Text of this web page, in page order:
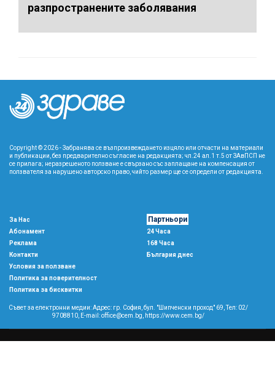
разпространените заболявания
Copyright © 2026 - Забранява се възпроизвеждането изцяло или отчасти на материали
и публикации, без предварително съгласие на редакцията; чл.24 ал.1 т.5 от ЗАвПСП не
се прилага; неразрешеното ползване е свързано със заплащане на компенсация от
ползвателя за нарушено авторско право, чийто размер ще се определи от редакцията.
За Нас
Абонамент
Реклама
Контакти
Условия за ползване
Политика за поверителност
Политика за бисквитки
Партньори
24 Часа
168 Часа
България днес
Съвет за електронни медии: Адрес: гр. София, бул. "Шипченски проход" 69, Тел: 02/
9708810, E-mail:office@cem.bg https://www.cem.bg/